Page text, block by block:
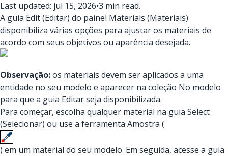
Last updated: jul 15, 2026•3 min read.
A guia Edit (Editar) do painel Materials (Materiais)
disponibiliza várias opções para ajustar os materiais de
acordo com seus objetivos ou aparência desejada.
Observação:os materiais devem ser aplicados a uma
entidade no seu modelo e aparecer na coleção No modelo
para que a guia Editar seja disponibilizada.
Para começar, escolha qualquer material na guia Select
(Selecionar) ou use a ferramenta Amostra (
) em um material do seu modelo. Em seguida, acesse a guia